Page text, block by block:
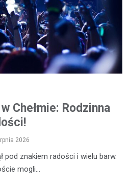
Chełmie: Rodzinna
2026
pod znakiem radości i wielu barw.
mogli…